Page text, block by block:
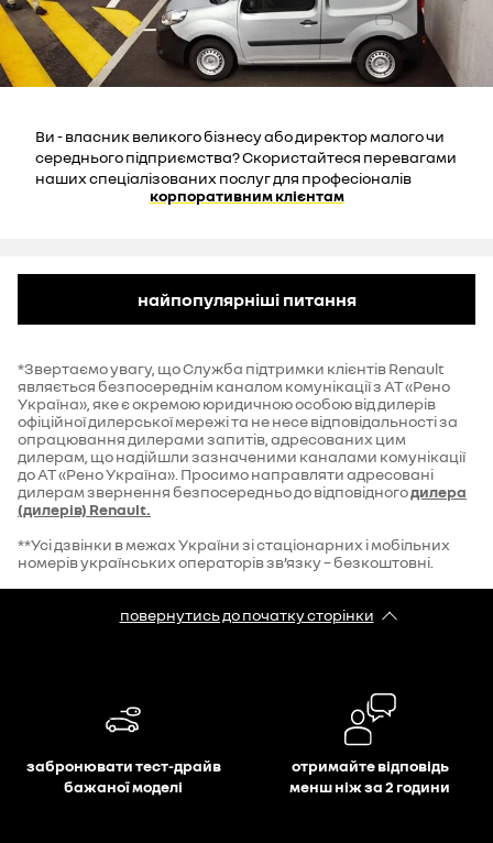
Ви - власник великого бізнесу або директор малого чи
середнього підприємства? Скористайтеся перевагами
наших спеціалізованих послуг для професіоналів
корпоративним клієнтам
найпопулярніші питання
*Звертаємо увагу, що Служба підтримки клієнтів Renault
являється безпосереднім каналом комунікації з АТ «Рено
Україна», яке є окремою юридичною особою від дилерів
офіційної дилерської мережі та не несе відповідальності за
опрацювання дилерами запитів, адресованих цим
дилерам, що надійшли зазначеними каналами комунікації
до АТ «Рено Україна». Просимо направляти адресовані
дилерам звернення безпосередньо до відповідногодилера
(дилерів) Renault.
**Усі дзвінки в межах України зі стаціонарних і мобільних
номерів українських операторів зв’язку – безкоштовні.
повернутись до початку сторінки
забронювати тест-драйв
бажаної моделі
отримайте відповідь
менш ніж за 2 години